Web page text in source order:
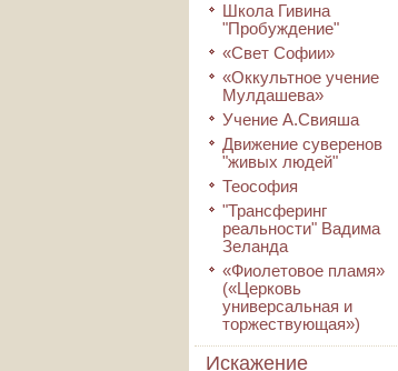
Школа Гивина
"Пробуждение"
«Свет Софии»
«Оккультное учение
Мулдашева»
Учение А.Свияша
Движение суверенов
"живых людей"
Теософия
"Трансферинг
реальности" Вадима
Зеланда
«Фиолетовое пламя»
(«Церковь
универсальная и
торжествующая»)
Искажение